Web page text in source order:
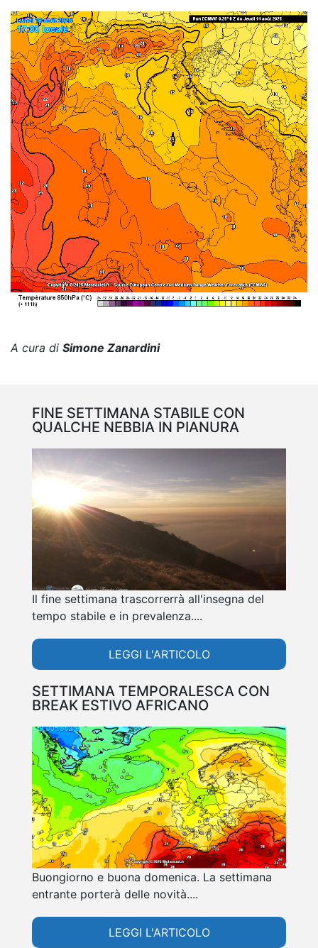
A cura di Simone Zanardini
FINE SETTIMANA STABILE CON
QUALCHE NEBBIA IN PIANURA
Il fine settimana trascorrerrà all'insegna del
tempo stabile e in prevalenza....
LEGGI L'ARTICOLO
SETTIMANA TEMPORALESCA CON
BREAK ESTIVO AFRICANO
Buongiorno e buona domenica. La settimana
entrante porterà delle novità....
LEGGI L'ARTICOLO